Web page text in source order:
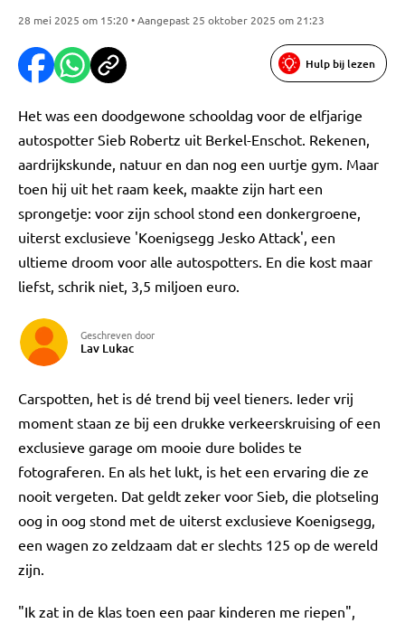
28 mei 2025 om 15:20 • Aangepast 25 oktober 2025 om 21:23
Hulp bij lezen
Het was een doodgewone schooldag voor de elfjarige
autospotter Sieb Robertz uit Berkel-Enschot. Rekenen,
aardrijkskunde, natuur en dan nog een uurtje gym. Maar
toen hij uit het raam keek, maakte zijn hart een
sprongetje: voor zijn school stond een donkergroene,
uiterst exclusieve 'Koenigsegg Jesko Attack', een
ultieme droom voor alle autospotters. En die kost maar
liefst, schrik niet, 3,5 miljoen euro.
Geschreven door
Lav Lukac
Carspotten, het is dé trend bij veel tieners. Ieder vrij
moment staan ze bij een drukke verkeerskruising of een
exclusieve garage om mooie dure bolides te
fotograferen. En als het lukt, is het een ervaring die ze
nooit vergeten. Dat geldt zeker voor Sieb, die plotseling
oog in oog stond met de uiterst exclusieve Koenigsegg,
een wagen zo zeldzaam dat er slechts 125 op de wereld
zijn.
"Ik zat in de klas toen een paar kinderen me riepen",